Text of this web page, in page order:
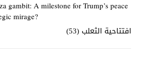
gambit: A milestone for Trump’s peace
mirage?
افتتاحية الثعلب (53)